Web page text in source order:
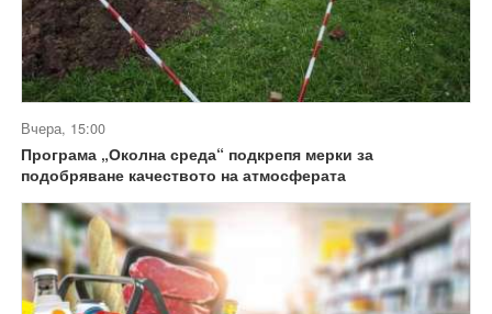
Вчера, 15:00
Програма „Околна среда“ подкрепя мерки за
подобряване качеството на атмосферата